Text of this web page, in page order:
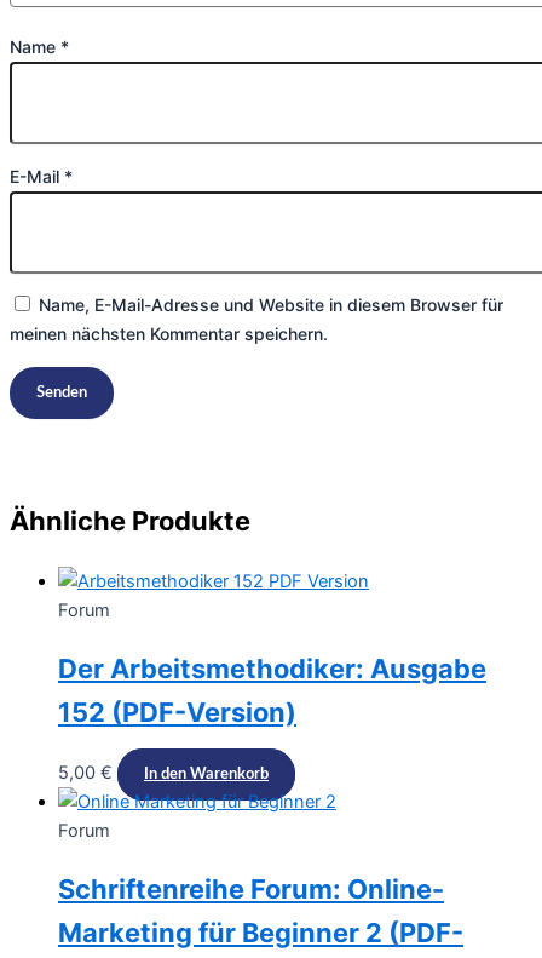
Name *
E-Mail *
Name, E-Mail-Adresse und Website in diesem Browser für
meinen nächsten Kommentar speichern.
Ähnliche Produkte
Forum
Der Arbeitsmethodiker: Ausgabe
152 (PDF-Version)​
5,00 € In den Warenkorb
Forum
Schriftenreihe Forum: Online-
Marketing für Beginner 2 (PDF-